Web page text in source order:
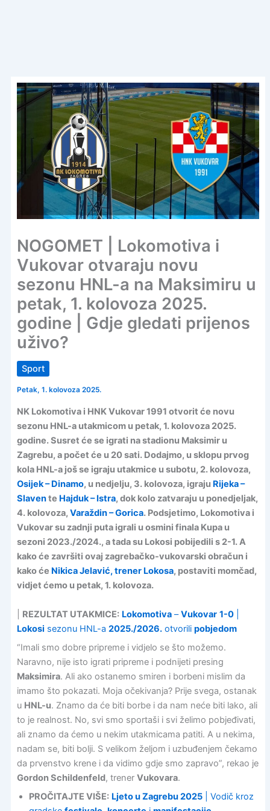
NOGOMET | Lokomotiva i
Vukovar otvaraju novu
sezonu HNL-a na Maksimiru u
petak, 1. kolovoza 2025.
godine | Gdje gledati prijenos
uživo?
Sport
Petak, 1. kolovoza 2025.
NK Lokomotiva i HNK Vukovar 1991 otvorit će novu
sezonu HNL-a utakmicom u petak, 1. kolovoza 2025.
godine. Susret će se igrati na stadionu Maksimir u
Zagrebu, a počet će u 20 sati. Dodajmo, u sklopu prvog
kola HNL-a još se igraju utakmice u subotu, 2. kolovoza,
Osijek – Dinamo, u nedjelju, 3. kolovoza, igraju Rijeka –
Slavente Hajduk – Istra, dok kolo zatvaraju u ponedjeljak,
4. kolovoza, Varaždin – Gorica. Podsjetimo, Lokomotiva i
Vukovar su zadnji puta igrali u osmini finala Kupa u
sezoni 2023./2024., a tada su Lokosi pobijedili s 2-1. A
kako će završiti ovaj zagrebačko-vukovarski obračun i
kako će Nikica Jelavić, trener Lokosa, postaviti momčad,
vidjet ćemo u petak, 1. kolovoza.
REZULTAT UTAKMICE: Lokomotiva–Vukovar 1-0|
Lokosi sezonu HNL-a 2025./2026.otvorili pobjedom
“Imali smo dobre pripreme i vidjelo se što možemo.
Naravno, nije isto igrati pripreme i podnijeti presing
Maksimira. Ali ako ostanemo smiren i borbeni mislim da
imamo što pokazati. Moja očekivanja? Prije svega, ostanak
u HNL-u. Znamo da će biti borbe i da nam neće biti lako, ali
to je realnost. No, svi smo sportaši i svi želimo pobjeđivati,
ali znamo da ćemo u nekim utakmicama patiti. A u nekima,
nadam se, biti bolji. S velikom željom i uzbuđenjem čekamo
da prvenstvo krene i da vidimo gdje smo zapravo”, rekao je
Gordon Schildenfeld, trener Vukovara.
PROČITAJTE VIŠE: Ljeto u Zagrebu 2025| Vodič kroz